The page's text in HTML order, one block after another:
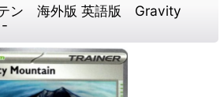
テン 海外版 英語版 Gravity